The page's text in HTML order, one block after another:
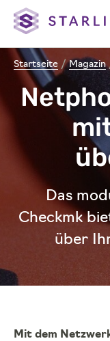
Startseite /Magazin
Das
Checkmk
über
Mit dem